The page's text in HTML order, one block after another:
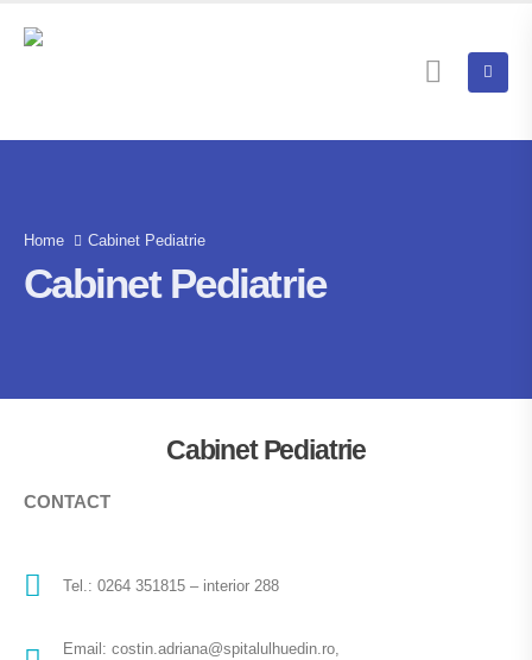
Cabinet Pediatrie
Home Cabinet Pediatrie
Cabinet Pediatrie
CONTACT
Tel.: 0264 351815 – interior 288
Email: costin.adriana@spitalulhuedin.ro,